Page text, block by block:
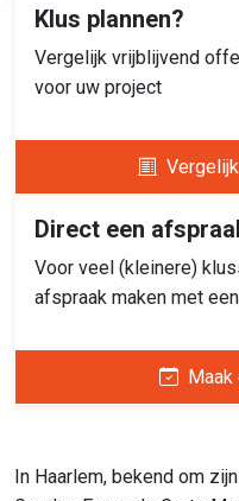
Klus plannen?
Vergelijk vrijblijvend
voor uw project
Direct een
Voor veel (kleinere)
afspraak maken met
Maak
In Haarlem, bekend om